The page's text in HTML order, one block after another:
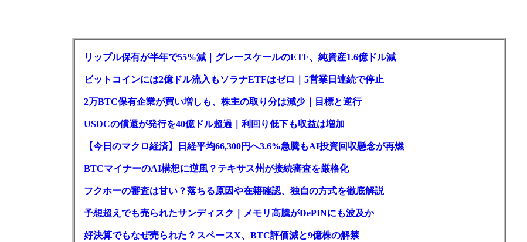
リップル保有が半年で55%減｜グレースケールのETF、純資産1.6億ドル減
ビットコインには2億ドル流入もソラナETFはゼロ｜5営業日連続で停止
2万BTC保有企業が買い増しも、株主の取り分は減少｜目標と逆行
USDCの償還が発行を40億ドル超過｜利回り低下も収益は増加
【今日のマクロ経済】日経平均66,300円へ3.6%急騰もAI投資回収懸念が再燃
BTCマイナーのAI構想に逆風？テキサス州が接続審査を厳格化
フクホーの審査は甘い？落ちる原因や在籍確認、独自の方式を徹底解説
予想超えでも売られたサンディスク｜メモリ高騰がDePINにも波及か
好決算でもなぜ売られた？スペースX、BTC評価減と9億株の解禁